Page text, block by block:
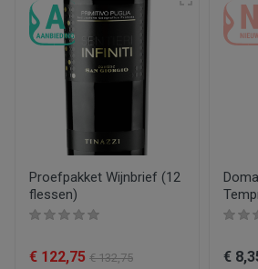
Proefpakket Wijnbrief (12
flessen)
€ 122,75 € 132,75 €